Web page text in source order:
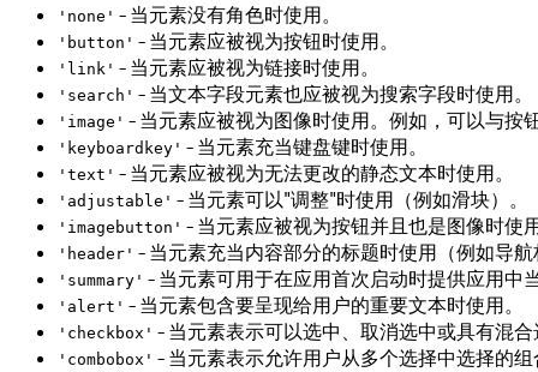
'none' - 当元素没有角色时使用。
'button' - 当元素应被视为按钮时使用。
'link' - 当元素应被视为链接时使用。
'search' - 当文本字段元素也应被视为搜索字段时使用。
'image' - 当元素应被视为图像时使用。例如，可以与按
'keyboardkey' - 当元素充当键盘键时使用。
'text' - 当元素应被视为无法更改的静态文本时使用。
'adjustable' - 当元素可以"调整"时使用（例如滑块）。
'imagebutton' - 当元素应被视为按钮并且也是图像时使
'header' - 当元素充当内容部分的标题时使用（例如导
'summary' - 当元素可用于在应用首次启动时提供应用中
'alert' - 当元素包含要呈现给用户的重要文本时使用。
'checkbox' - 当元素表示可以选中、取消选中或具有混
'combobox' - 当元素表示允许用户从多个选择中选择的